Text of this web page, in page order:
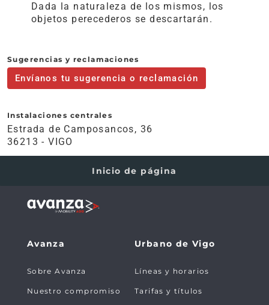
Dada la naturaleza de los mismos, los
objetos perecederos se descartarán.
Sugerencias y reclamaciones
Envíanos tu sugerencia o reclamación
Instalaciones centrales
Estrada de Camposancos, 36
36213 - VIGO
Inicio de página
Avanza
Sobre Avanza
Nuestro compromiso
Urbano de Vigo
Líneas y horarios
Tarifas y títulos